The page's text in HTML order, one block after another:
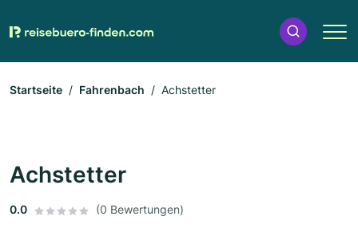
Startseite Fahrenbach Achstetter
Achstetter
0.0 (0 Bewertungen)